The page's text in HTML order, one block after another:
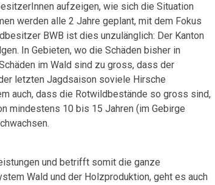
aufzeigen, wie sich die Situation
werden alle 2 Jahre geplant, mit dem Fokus
BWB ist dies unzulänglich: Der Kanton
In Gebieten, wo die Schäden bisher in
im Wald sind zu gross, dass der
letzten Jagdsaison soviele Hirsche
auch, dass die Rotwildbestände so gross sind,
mindestens 10 bis 15 Jahren (im Gebirge
und betrifft somit die ganze
Wald und der Holzproduktion, geht es auch